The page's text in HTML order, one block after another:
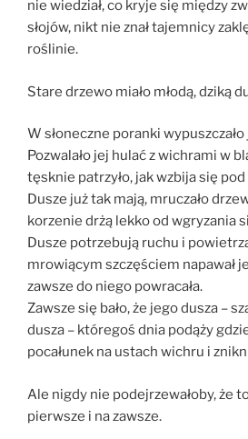
nie wiedział, co kryje się między
słojów, nikt nie znał tajemnicy
roślinie.
Stare drzewo miało młodą, dziką
W słoneczne poranki
Pozwalało jej hulać z wichrami w
tęsknie patrzyło, jak wzbija się
Dusze już tak mają, mruczało
korzenie drżą lekko od wgryzania
Dusze potrzebują ruchu i
mrowiącym szczęściem napawał
zawsze do niego powracała.
Zawsze się bało, że jego dusza –
dusza – któregoś dnia podąży
pocałunek na ustach wichru i
Ale nigdy nie podejrzewałoby, że
pierwsze i na zawsze.